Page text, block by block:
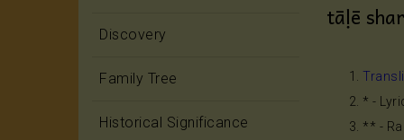
Discovery
Family Tree
Historical Significance
tāḷē
* -
** -